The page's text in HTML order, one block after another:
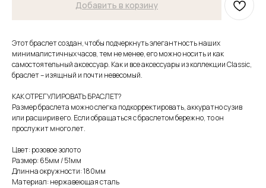
Добавить в корзину
Этот браслет создан, чтобы подчеркнуть элегантность наших
минималистичных часов, тем не менее, его можно носить и как
самостоятельный аксессуар. Как и все аксессуары из коллекции Classic,
браслет – изящный и почти невесомый.
КАК ОТРЕГУЛИРОВАТЬ БРАСЛЕТ?
Размер браслета можно слегка подкорректировать, аккуратно сузив
или расширив его. Если обращаться с браслетом бережно, то он
прослужит много лет.
Цвет: розовое золото
Размер: 65мм / 51мм
Длинна окружности: 180мм
Материал: нержавеющая сталь